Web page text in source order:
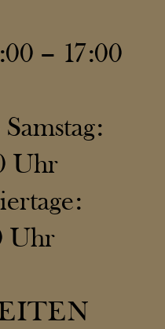
– 17:00
Uhr
Uhr